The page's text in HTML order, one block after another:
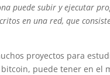
puede subir y ejecutar
en una red, que
proyectos para
puede tener en el